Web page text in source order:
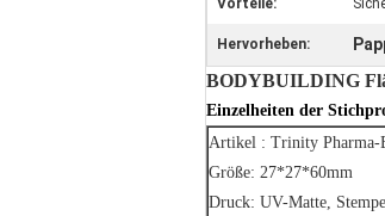
Vorteile:
Hervorheben:
BODYBUILDING
Einzelheiten der
Artikel : Trinity Pharma-
Größe: 27*27*60mm
Druck: UV-Matte,